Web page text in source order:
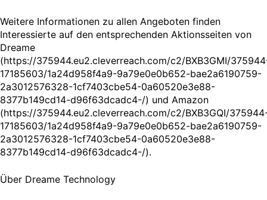
Weitere Informationen zu allen Angeboten finden
Interessierte auf den entsprechenden Aktionsseiten von
Dreame
(https://375944.eu2.cleverreach.com/c2/BXB3GMI/
17185603/1a24d958f4a9-9a79e0e0b652-bae2a6190759-
2a3012576328-1cf7403cbe54-0a60520e3e88-
8377b149cd14-d96f63dcadc4-/) und Amazon
(https://375944.eu2.cleverreach.com/c2/BXB3GQI/
17185603/1a24d958f4a9-9a79e0e0b652-bae2a6190759-
2a3012576328-1cf7403cbe54-0a60520e3e88-
8377b149cd14-d96f63dcadc4-/).
Über Dreame Technology